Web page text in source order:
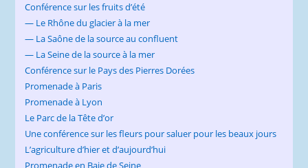
Conférence sur les fruits d’été
— Le Rhône du glacier à la mer
— La Saône de la source au confluent
— La Seine de la source à la mer
Conférence sur le Pays des Pierres Dorées
Promenade à Paris
Promenade à Lyon
Le Parc de la Tête d’or
Une conférence sur les fleurs pour saluer pour les beaux jours
L’agriculture d’hier et d’aujourd’hui
Promenade en Baie de Seine